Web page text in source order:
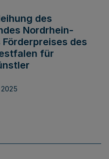
des
Nordrhein-
des
für